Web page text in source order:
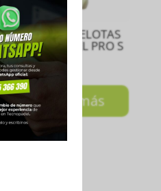
TUBO DE PELOTAS
HEAD PADEL PRO S
₲50.000
Leer más